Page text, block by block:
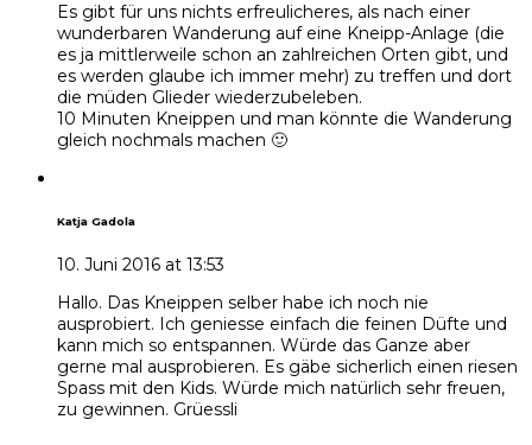
Es gibt für uns nichts erfreulicheres, als nach einer
wunderbaren Wanderung auf eine Kneipp-Anlage (die
es ja mittlerweile schon an zahlreichen Orten gibt, und
es werden glaube ich immer mehr) zu treffen und dort
die müden Glieder wiederzubeleben.
10 Minuten Kneippen und man könnte die Wanderung
gleich nochmals machen 🙂
Katja Gadola
10. Juni 2016 at 13:53
Hallo. Das Kneippen selber habe ich noch nie
ausprobiert. Ich geniesse einfach die feinen Düfte und
kann mich so entspannen. Würde das Ganze aber
gerne mal ausprobieren. Es gäbe sicherlich einen riesen
Spass mit den Kids. Würde mich natürlich sehr freuen,
zu gewinnen. Grüessli